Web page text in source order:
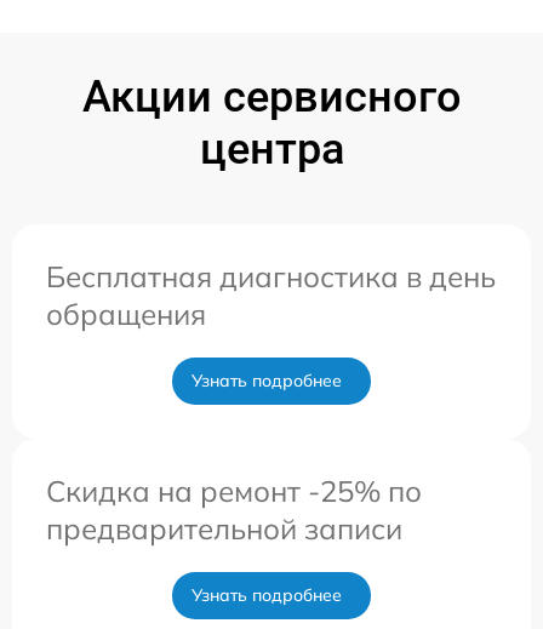
Акции сервисного
центра
Бесплатная диагностика в день
обращения
Узнать подробнее
Скидка на ремонт -25% по
предварительной записи
Узнать подробнее